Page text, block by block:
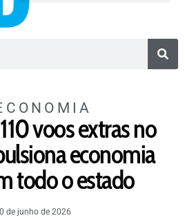
voos extras no
economia
todo o estado
de junho de 2026